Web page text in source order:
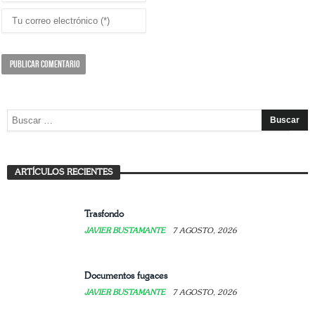
ARTÍCULOS RECIENTES
JAVIER BUSTAMANTE 7 AGOSTO, 2026
Trasfondo
JAVIER BUSTAMANTE 7 AGOSTO, 2026
Documentos fugaces
JAVIER BUSTAMANTE 7 AGOSTO, 2026